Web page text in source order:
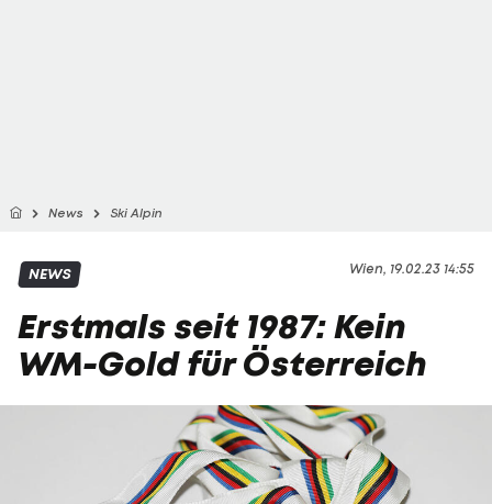
News Ski Alpin
Wien, 19.02.23 14:55
NEWS
Erstmals seit 1987: Kein
WM-Gold für Österreich